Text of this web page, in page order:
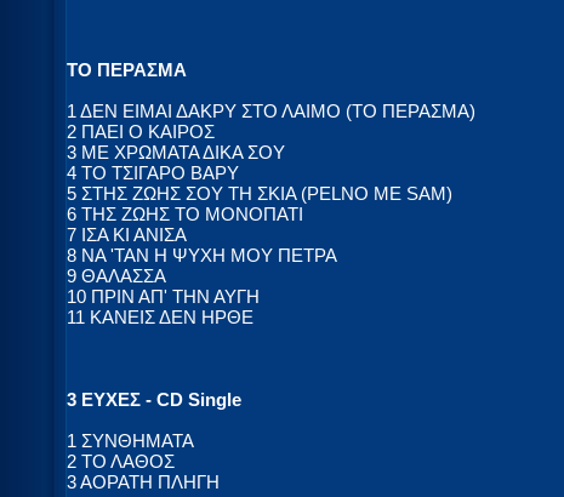
ΤΟ ΠΕΡΑΣΜΑ
1 ΔΕΝ ΕΙΜΑΙ ΔΑΚΡΥ ΣΤΟ ΛΑΙΜΟ (ΤΟ ΠΕΡΑΣΜΑ)
2 ΠΑΕΙ Ο ΚΑΙΡΟΣ
3 ΜΕ ΧΡΩΜΑΤΑ ΔΙΚΑ ΣΟΥ
4 ΤΟ ΤΣΙΓΑΡΟ ΒΑΡΥ
5 ΣΤΗΣ ΖΩΗΣ ΣΟΥ ΤΗ ΣΚΙΑ (PELNO ME SAM)
6 ΤΗΣ ΖΩΗΣ ΤΟ ΜΟΝΟΠΑΤΙ
7 ΙΣΑ ΚΙ ΑΝΙΣΑ
8 ΝΑ 'ΤΑΝ Η ΨΥΧΗ ΜΟΥ ΠΕΤΡΑ
9 ΘΑΛΑΣΣΑ
10 ΠΡΙΝ ΑΠ' ΤΗΝ ΑΥΓΗ
11 ΚΑΝΕΙΣ ΔΕΝ ΗΡΘΕ
3 ΕΥΧΕΣ - CD Single
1 ΣΥΝΘΗΜΑΤΑ
2 ΤΟ ΛΑΘΟΣ
3 ΑΟΡΑΤΗ ΠΛΗΓΗ